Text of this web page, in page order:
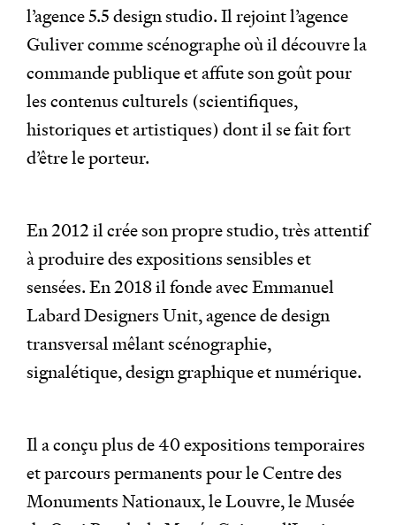
l’agence 5.5 design studio. Il rejoint l’agence
Guliver comme scénographe où il découvre la
commande publique et affute son goût pour
les contenus culturels (scientifiques,
historiques et artistiques) dont il se fait fort
d’être le porteur.
En 2012 il crée son propre studio, très attentif
à produire des expositions sensibles et
sensées. En 2018 il fonde avec Emmanuel
Labard Designers Unit, agence de design
transversal mêlant scénographie,
signalétique, design graphique et numérique.
Il a conçu plus de 40 expositions temporaires
et parcours permanents pour le Centre des
Monuments Nationaux, le Louvre, le Musée